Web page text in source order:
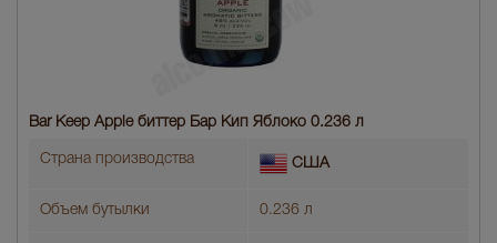
Bar Keep Apple биттер Бар Кип Яблоко 0.236 л
Страна производства США
Объем бутылки 0.236 л